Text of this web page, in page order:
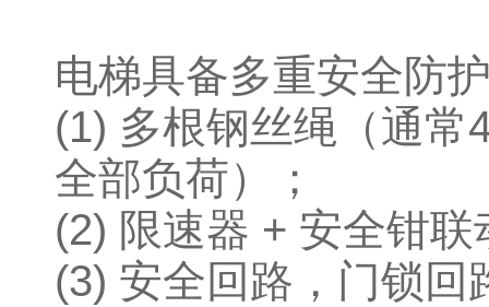
电梯具备多重安全防
(1) 多根钢丝绳（通常
全部负荷）；
(2) 限速器 + 安全钳联
(3) 安全回路，门锁回